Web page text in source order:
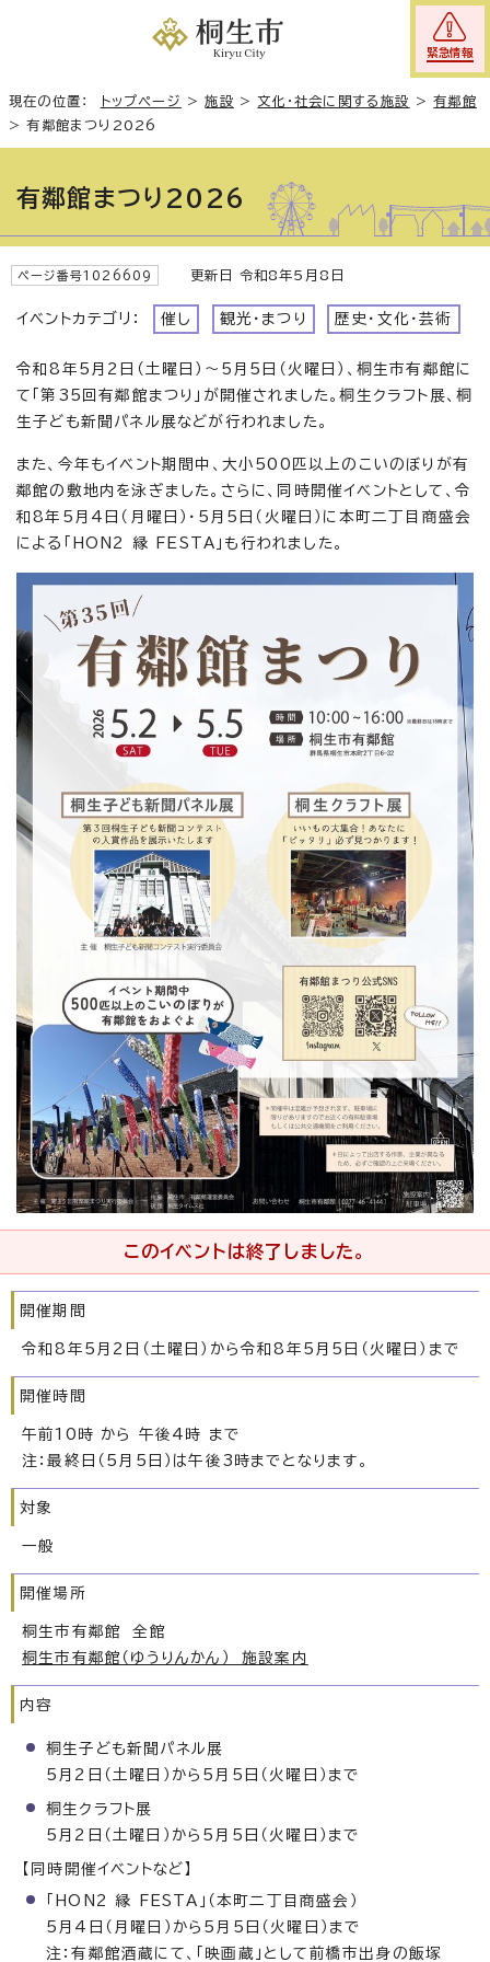
緊急情報
現在の位置： トップページ >施設 >文化・社会に関する施設 >有鄰館
>有鄰館まつり2026
有鄰館まつり2026
ページ番号1026609 更新日 令和8年5月8日
イベントカテゴリ： 催し 観光・まつり 歴史・文化・芸術
令和8年5月2日（土曜日）〜5月5日（火曜日）、桐生市有鄰館に
て「第35回有鄰館まつり」が開催されました。桐生クラフト展、桐
生子ども新聞パネル展などが行われました。
また、今年もイベント期間中、大小500匹以上のこいのぼりが有
鄰館の敷地内を泳ぎました。さらに、同時開催イベントとして、令
和8年5月4日（月曜日）・5月5日（火曜日）に本町二丁目商盛会
による「HON2 縁 FESTA」も行われました。
このイベントは終了しました。
開催期間
令和8年5月2日（土曜日）から令和8年5月5日（火曜日）まで
開催時間
午前10時 から 午後4時 まで
注：最終日（5月5日）は午後3時までとなります。
対象
一般
開催場所
桐生市有鄰館 全館
桐生市有鄰館（ゆうりんかん） 施設案内
内容
桐生子ども新聞パネル展
5月2日（土曜日）から5月5日（火曜日）まで
桐生クラフト展
5月2日（土曜日）から5月5日（火曜日）まで
【同時開催イベントなど】
「HON2 縁 FESTA」（本町二丁目商盛会）
5月4日（月曜日）から5月5日（火曜日）まで
注：有鄰館酒蔵にて、「映画蔵」として前橋市出身の飯塚